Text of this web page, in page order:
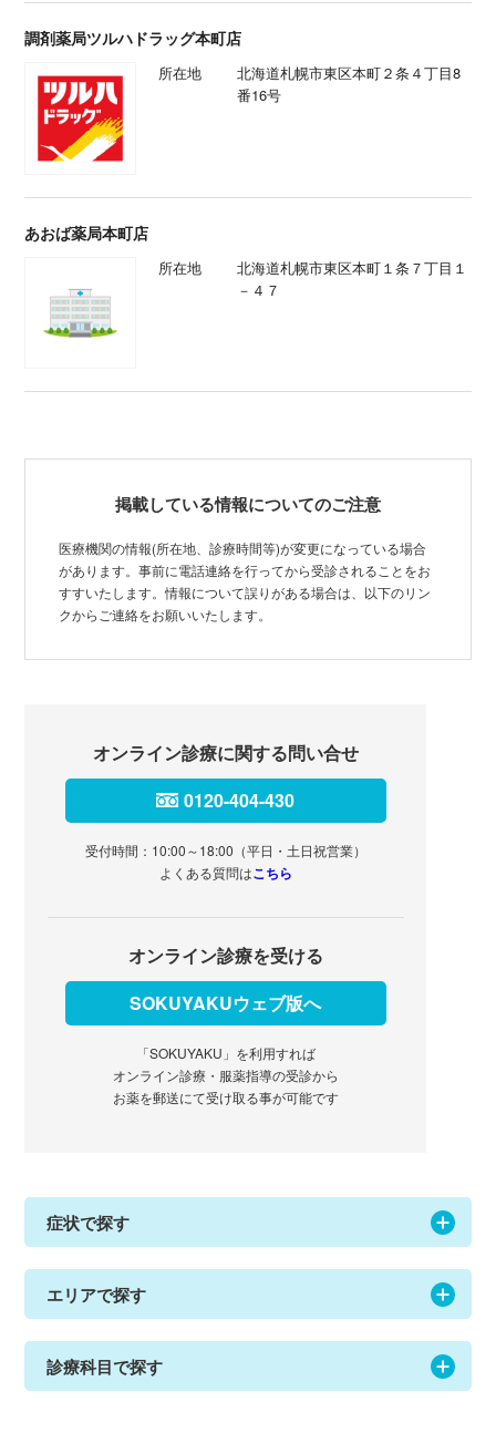
調剤薬局ツルハドラッグ本町店
所在地
北海道札幌市東区本町２条４丁目8
番16号
あおば薬局本町店
所在地
北海道札幌市東区本町１条７丁目１
－４７
掲載している情報についてのご注意
医療機関の情報(所在地、診療時間等)が変更になっている場合
があります。事前に電話連絡を行ってから受診されることをお
すすいたします。情報について誤りがある場合は、以下のリン
クからご連絡をお願いいたします。
オンライン診療に関する問い合せ
0120-404-430
受付時間：10:00～18:00（平日・土日祝営業）
よくある質問はこちら
オンライン診療を受ける
SOKUYAKUウェブ版へ
「SOKUYAKU」を利用すれば
オンライン診療・服薬指導の受診から
お薬を郵送にて受け取る事が可能です
症状で探す
エリアで探す
診療科目で探す